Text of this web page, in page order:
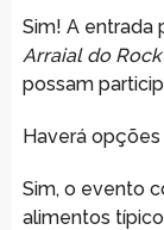
Sim! A entrada
Arraial do Rock
possam
Haverá
Sim, o evento
alimentos